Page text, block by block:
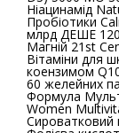
Ніацинамід
Пробіотики
млрд ДЕШЕ
Вітаміни для
коензимом
60 желейних
Формула
Women
Сироватковий